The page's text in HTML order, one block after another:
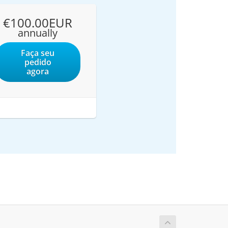
€100.00EUR
annually
Faça seu
pedido
agora